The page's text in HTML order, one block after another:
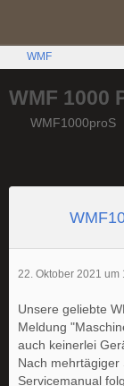
WMF
WMF 1000
WMF1000proS
22. Oktober 2021 um
Unsere geliebte
Meldung
auch keinerlei
Nach
Servicemanual